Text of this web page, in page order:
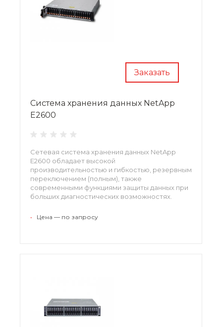
Заказать
Система хранения данных NetApp
E2600
Сетевая система хранения данных NetApp
E2600 обладает высокой
производительностью и гибкостью, резервным
переключением (полным), также
современными функциями защиты данных при
больших диагностических возможностях.
• Цена — по запросу